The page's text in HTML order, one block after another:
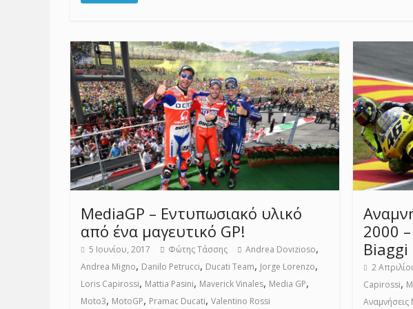
MediaGP – Εντυπωσιακό υλικό
από ένα μαγευτικό GP!
5 Ιουνίου, 2017 Φώτης Τάσσης Andrea Dovizioso,
Andrea Migno, Danilo Petrucci, Ducati Team, Jorge Lorenzo,
Loris Capirossi, Mattia Pasini, Maverick Vinales, Media GP,
Moto3, MotoGP, Pramac Ducati, Valentino Rossi
2000
Biaggi
2
Capirossi,
Αναμνήσεις